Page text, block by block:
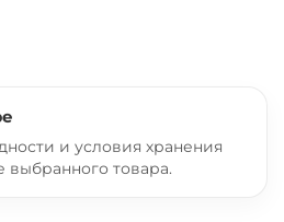
и условия хранения
выбранного товара.